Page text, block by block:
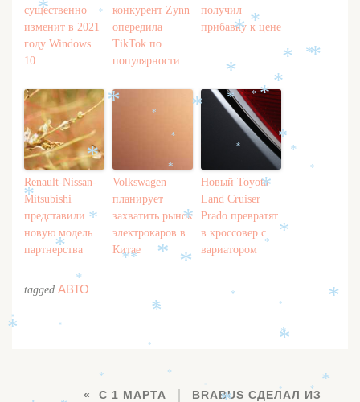
существенно
изменит в 2021
году Windows
10
конкурент Zynn
опередила
TikTok по
популярности
получил
прибавку к цене
Renault-Nissan-
Mitsubishi
представили
новую модель
партнерства
Volkswagen
планирует
захватить рынок
электрокаров в
Китае
Новый Toyota
Land Cruiser
Prado превратят
в кроссовер с
вариатором
tagged АВТО
С 1 МАРТА
BRABUS СДЕЛАЛ ИЗ
*
*
*
*
*
*
*
*
*
*
*
*
*
*
*
*
*
*
*
*
*
*
*
*
*
*
*
*
*
*
*
*
*
*
*
*
*
*
*
* *
*
*
*
*
*
*